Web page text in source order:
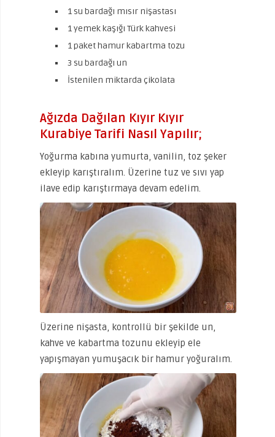
1 su bardağı mısır nişastası
1 yemek kaşığı Türk kahvesi
1 paket hamur kabartma tozu
3 su bardağı un
İstenilen miktarda çikolata
Ağızda Dağılan Kıyır Kıyır
Kurabiye Tarifi Nasıl Yapılır;
Yoğurma kabına yumurta, vanilin, toz şeker
ekleyip karıştıralım. Üzerine tuz ve sıvı yap
ilave edip karıştırmaya devam edelim.
Üzerine nişasta, kontrollü bir şekilde un,
kahve ve kabartma tozunu ekleyip ele
yapışmayan yumuşacık bir hamur yoğuralım.